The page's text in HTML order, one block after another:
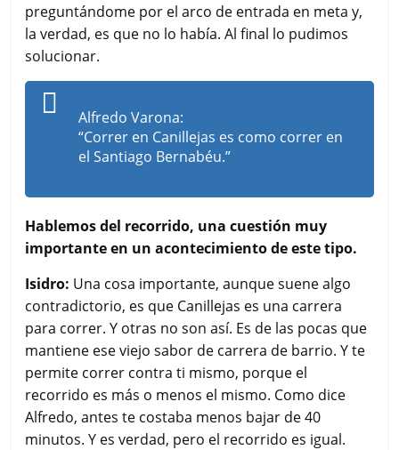
preguntándome por el arco de entrada en meta y,
la verdad, es que no lo había. Al final lo pudimos
solucionar.
Alfredo Varona:
“Correr en Canillejas es como correr en
el Santiago Bernabéu.”
Hablemos del recorrido, una cuestión muy
importante en un acontecimiento de este tipo.
Isidro: Una cosa importante, aunque suene algo
contradictorio, es que Canillejas es una carrera
para correr. Y otras no son así. Es de las pocas que
mantiene ese viejo sabor de carrera de barrio. Y te
permite correr contra ti mismo, porque el
recorrido es más o menos el mismo. Como dice
Alfredo, antes te costaba menos bajar de 40
minutos. Y es verdad, pero el recorrido es igual.